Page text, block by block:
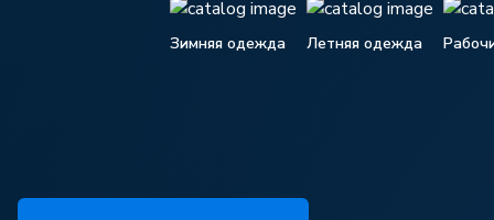
Зимняя одежда Летняя одежда